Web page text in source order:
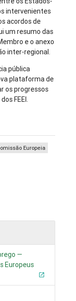
intervenientes
acordos de
um resumo das
e o anexo
inter-regional.
pública
plataforma de
os progressos
FEEI.
Europeia
—
Europeus